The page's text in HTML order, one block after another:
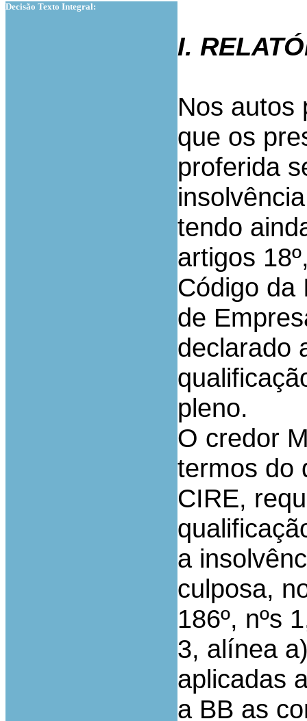
Decisão Texto Integral:
I.
Nos autos
que os
proferida
tendo
artigos
Código da
de
declarado
pleno.
O credor
termos do
CIRE,
a
culposa,
186º, nºs
3, alínea
aplicadas
a BB as